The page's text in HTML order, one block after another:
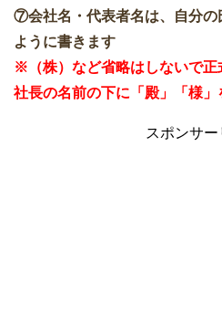
⑦会社名・代表者名は、自分の
ように書きます
※（株）など省略はしないで正
社長の名前の下に「殿」「様
スポンサー